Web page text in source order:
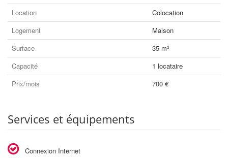
Location
Colocation
Logement
Maison
Surface
35 m²
Capacité
1 locataire
Prix/mois
700 €
Services et équipements
Connexion Internet